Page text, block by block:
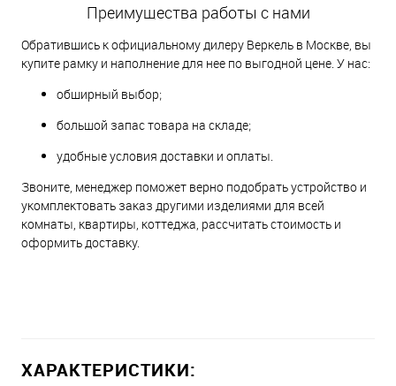
Преимущества работы с нами
Обратившись к официальному дилеру Веркель в Москве, вы
купите рамку и наполнение для нее по выгодной цене. У нас:
обширный выбор;
большой запас товара на складе;
удобные условия доставки и оплаты.
Звоните, менеджер поможет верно подобрать устройство и
укомплектовать заказ другими изделиями для всей
комнаты, квартиры, коттеджа, рассчитать стоимость и
оформить доставку.
ХАРАКТЕРИСТИКИ: